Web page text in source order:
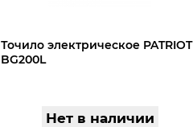
Точило электрическое PATRIOT
BG200L
Нет в наличии